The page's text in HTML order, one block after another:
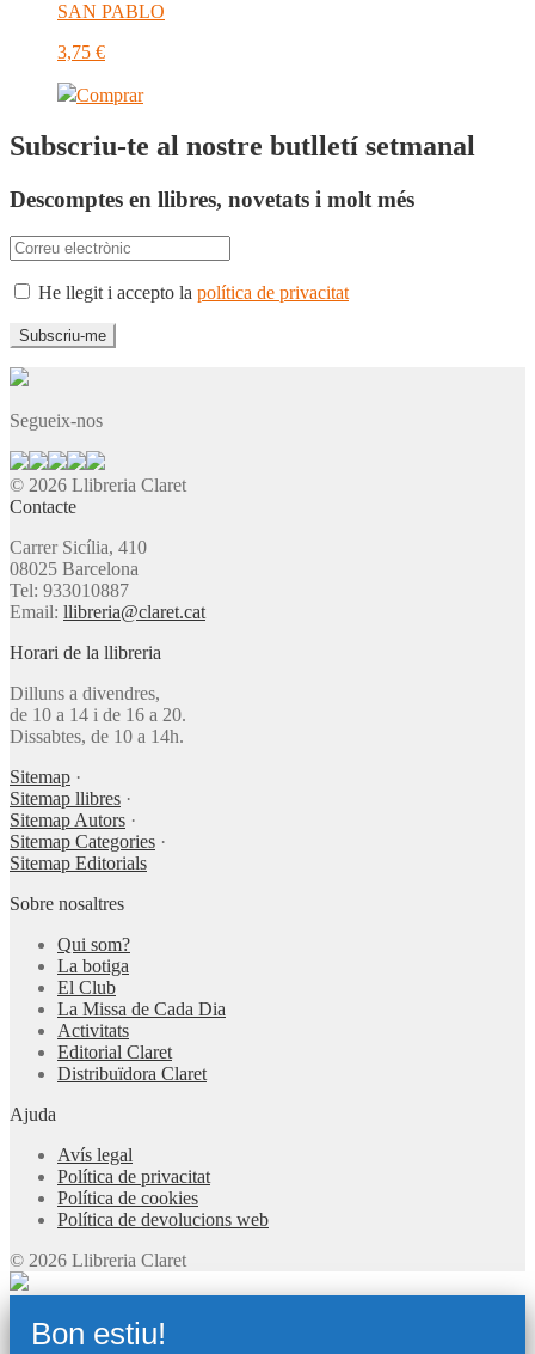
SAN PABLO
3,75 €
Comprar
Subscriu-te al nostre butlletí setmanal
Descomptes en llibres, novetats i molt més
He llegit i accepto la política de privacitat
Segueix-nos
© 2026 Llibreria Claret
Contacte
Carrer Sicília, 410
08025 Barcelona
Tel: 933010887
Email: llibreria@claret.cat
Horari de la llibreria
Dilluns a divendres,
de 10 a 14 i de 16 a 20.
Dissabtes, de 10 a 14h.
Sitemap ·
Sitemap llibres ·
Sitemap Autors ·
Sitemap Categories ·
Sitemap Editorials
Sobre nosaltres
Qui som?
La botiga
El Club
La Missa de Cada Dia
Activitats
Editorial Claret
Distribuïdora Claret
Ajuda
Avís legal
Política de privacitat
Política de cookies
Política de devolucions web
© 2026 Llibreria Claret
Bon estiu!